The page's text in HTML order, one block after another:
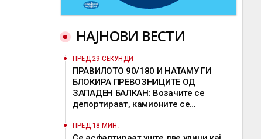
НАЈНОВИ ВЕСТИ
ПРЕД 29 СЕКУНДИ
ПРАВИЛОТО 90/180 И НАТАМУ ГИ
БЛОКИРА ПРЕВОЗНИЦИТЕ ОД
ЗАПАДЕН БАЛКАН: Возачите се
депортираат, камионите се
нема
ПРЕД 18 МИН.